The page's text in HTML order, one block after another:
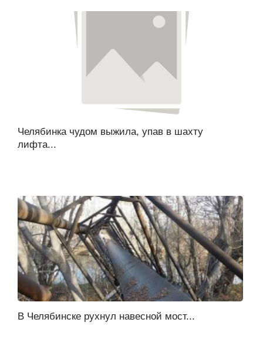
Челябинка чудом выжила, упав в шахту
лифта...
В Челябинске рухнул навесной мост...